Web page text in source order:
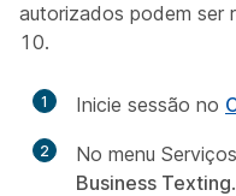
autorizados podem ser
10.
1 Inicie sessão no
2 No menu
Business Texting.